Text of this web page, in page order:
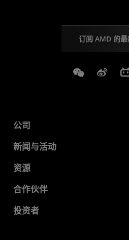
订阅 AMD 的
Weixin
公司
关于 AMD
企业责任
就业机会
联系我们
新闻与活动
新闻中心
媒体库
资源
开发中心
成功案例
合作伙伴
AMD 合作伙伴中心
投资者